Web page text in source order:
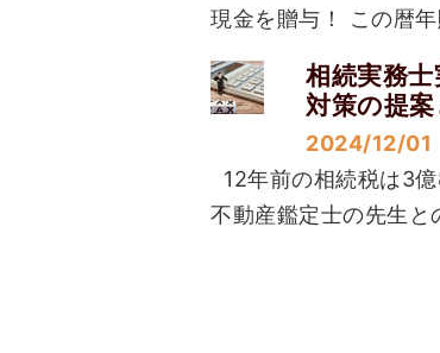
現金を贈与！ この
相続実務
対策の提
2024/12/01
12年前の相続税は3
不動産鑑定士の先生